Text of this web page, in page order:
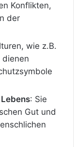
Konflikten,
der
wie z.B.
dienen
: Sie
Gut und